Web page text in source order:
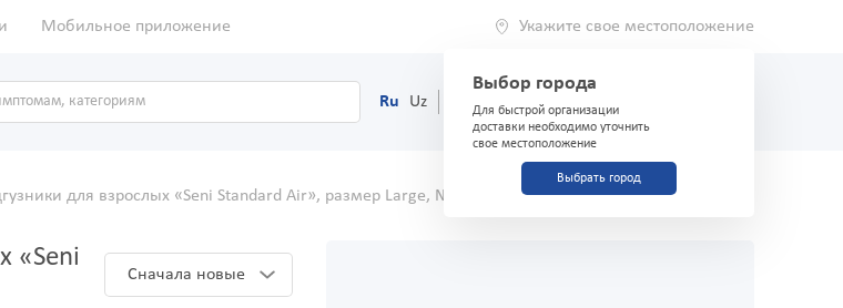
Мобильное приложение Укажите свое местоположение
Выбор города
Для быстрой организации
доставки необходимо уточнить
свое местоположение
Выбрать город
Ru Uz (71) 200-03-03
для взрослых «Seni Standard Air», размер Large, №30 Отзывы
«Seni
Сначала новые